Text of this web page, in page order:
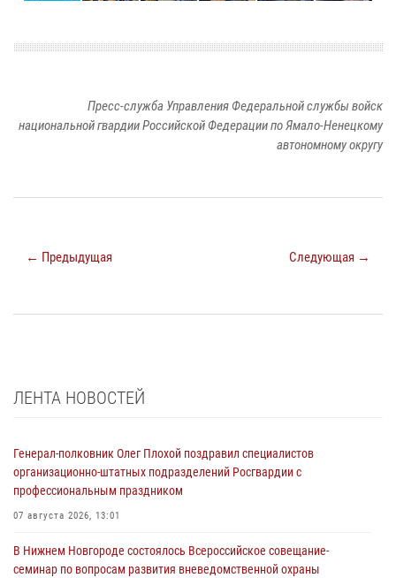
Пресс-служба Управления Федеральной службы войск
национальной гвардии Российской Федерации по Ямало-Ненецкому
автономному округу
← Предыдущая Следующая →
ЛЕНТА НОВОСТЕЙ
Генерал-полковник Олег Плохой поздравил специалистов
организационно-штатных подразделений Росгвардии с
профессиональным праздником
07 августа 2026, 13:01
В Нижнем Новгороде состоялось Всероссийское совещание-
семинар по вопросам развития вневедомственной охраны